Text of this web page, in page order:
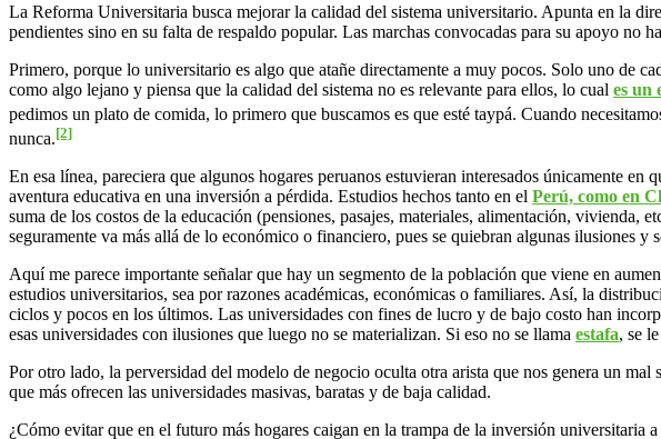
La Reforma Universitaria busca mejorar la calidad del sistema universitario. Apunta en la
pendientes sino en su falta de respaldo popular. Las marchas convocadas para su apoyo
Primero, porque lo universitario es algo que atañe directamente a muy pocos. Solo uno de
como algo lejano y piensa que la calidad del sistema no es relevante para ellos, lo cual es un
pedimos un plato de comida, lo primero que buscamos es que esté taypá. Cuando
nunca.[2]
En esa línea, pareciera que algunos hogares peruanos estuvieran interesados únicamente
aventura educativa en una inversión a pérdida. Estudios hechos tanto en el Perú, como en
suma de los costos de la educación (pensiones, pasajes, materiales, alimentación, vivienda,
seguramente va más allá de lo económico o financiero, pues se quiebran algunas ilusiones y
Aquí me parece importante señalar que hay un segmento de la población que viene en
estudios universitarios, sea por razones académicas, económicas o familiares. Así, la
ciclos y pocos en los últimos. Las universidades con fines de lucro y de bajo costo han
esas universidades con ilusiones que luego no se materializan. Si eso no se llama estafa, se
Por otro lado, la perversidad del modelo de negocio oculta otra arista que nos genera un mal
que más ofrecen las universidades masivas, baratas y de baja calidad.
¿Cómo evitar que en el futuro más hogares caigan en la trampa de la inversión